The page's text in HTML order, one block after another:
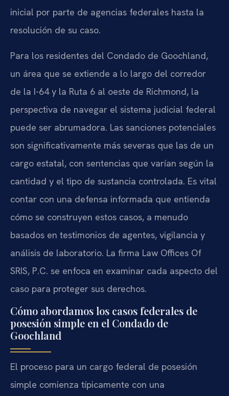
inicial por parte de agencias federales hasta la
resolución de su caso.
Para los residentes del Condado de Goochland,
un área que se extiende a lo largo del corredor
de la I-64 y la Ruta 6 al oeste de Richmond, la
perspectiva de navegar el sistema judicial federal
puede ser abrumadora. Las sanciones potenciales
son significativamente más severas que las de un
cargo estatal, con sentencias que varían según la
cantidad y el tipo de sustancia controlada. Es vital
contar con una defensa informada que entienda
cómo se construyen estos casos, a menudo
basados en testimonios de agentes, vigilancia y
análisis de laboratorio. La firma Law Offices Of
SRIS, P.C. se enfoca en examinar cada aspecto del
caso para proteger sus derechos.
Cómo abordamos los casos federales de
posesión simple en el Condado de
Goochland
El proceso para un cargo federal de posesión
simple comienza típicamente con una